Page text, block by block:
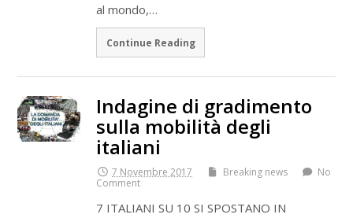
al mondo,…
Continue Reading
Indagine di gradimento
sulla mobilità degli
italiani
7 Novembre 2017 Breaking news
No
Comment
7 ITALIANI SU 10 SI SPOSTANO IN